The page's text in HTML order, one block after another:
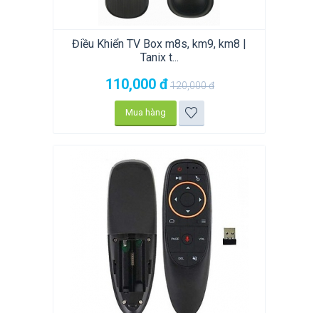
Điều Khiển TV Box m8s, km9, km8 |
Tanix t...
110,000 đ120,000đ
Mua hàng